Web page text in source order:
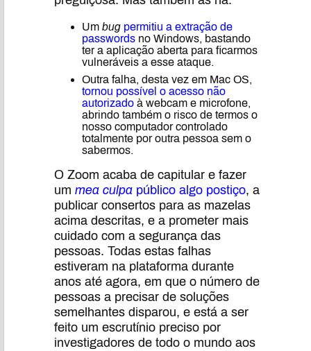
Um bug permitiu a extração de
passwords no Windows, bastando
ter a aplicação aberta para ficarmos
vulneráveis a esse ataque.
Outra falha, desta vez em Mac OS,
tornou possível o acesso não
autorizado à webcam e microfone,
abrindo também o risco de termos o
nosso computador controlado
totalmente por outra pessoa sem o
sabermos.
O Zoom acaba de capitular e fazer
um mea culpa público algo postiço, a
publicar consertos para as mazelas
acima descritas, e a prometer mais
cuidado com a segurança das
pessoas. Todas estas falhas
estiveram na plataforma durante
anos até agora, em que o número de
pessoas a precisar de soluções
semelhantes disparou, e está a ser
feito um escrutínio preciso por
investigadores de todo o mundo aos